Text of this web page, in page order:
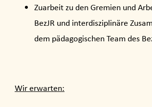
Zuarbeit zu den Gremien und
BezJR und interdisziplinäre
dem pädagogischen Team des
Wir erwarten: